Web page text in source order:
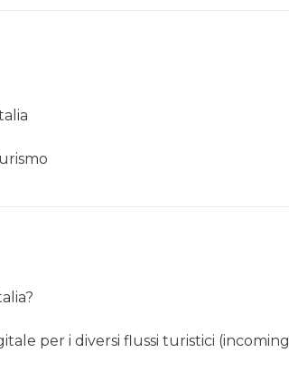
per i diversi flussi turistici